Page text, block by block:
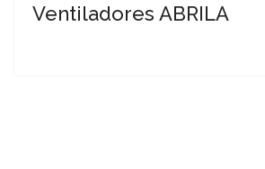
Ventiladores ABRILA